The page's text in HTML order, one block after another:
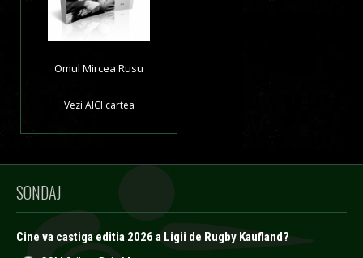
Omul Mircea Rusu
Vezi AICI cartea
SONDAJ
Cine va castiga editia 2026 a Ligii de Rugby Kaufland?